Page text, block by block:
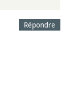
Répondre